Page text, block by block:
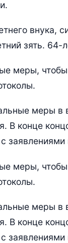
внука,
зять.
меры,
меры в
В конце
меры,
меры в
В конце